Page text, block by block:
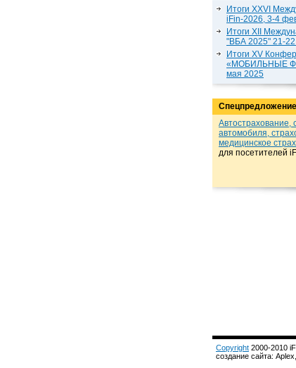
Итоги XXVI
iFin-2026, 3-4
Итоги XII
"ВБА 2025" 21-
Итоги XV
«МОБИЛЬНЫЕ
мая 2025
Автострахование,
автомобиля,
медицинское
для посетителей
Copyright 2000-2010
создание сайта: